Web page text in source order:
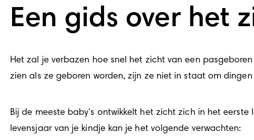
Een gids over het
Het zal je verbazen hoe snel het zicht van een
zien als ze geboren worden, zijn ze niet in staat om
Bij de meeste baby's ontwikkelt het zicht zich in het
levensjaar van je kindje kan je het volgende verwachten: